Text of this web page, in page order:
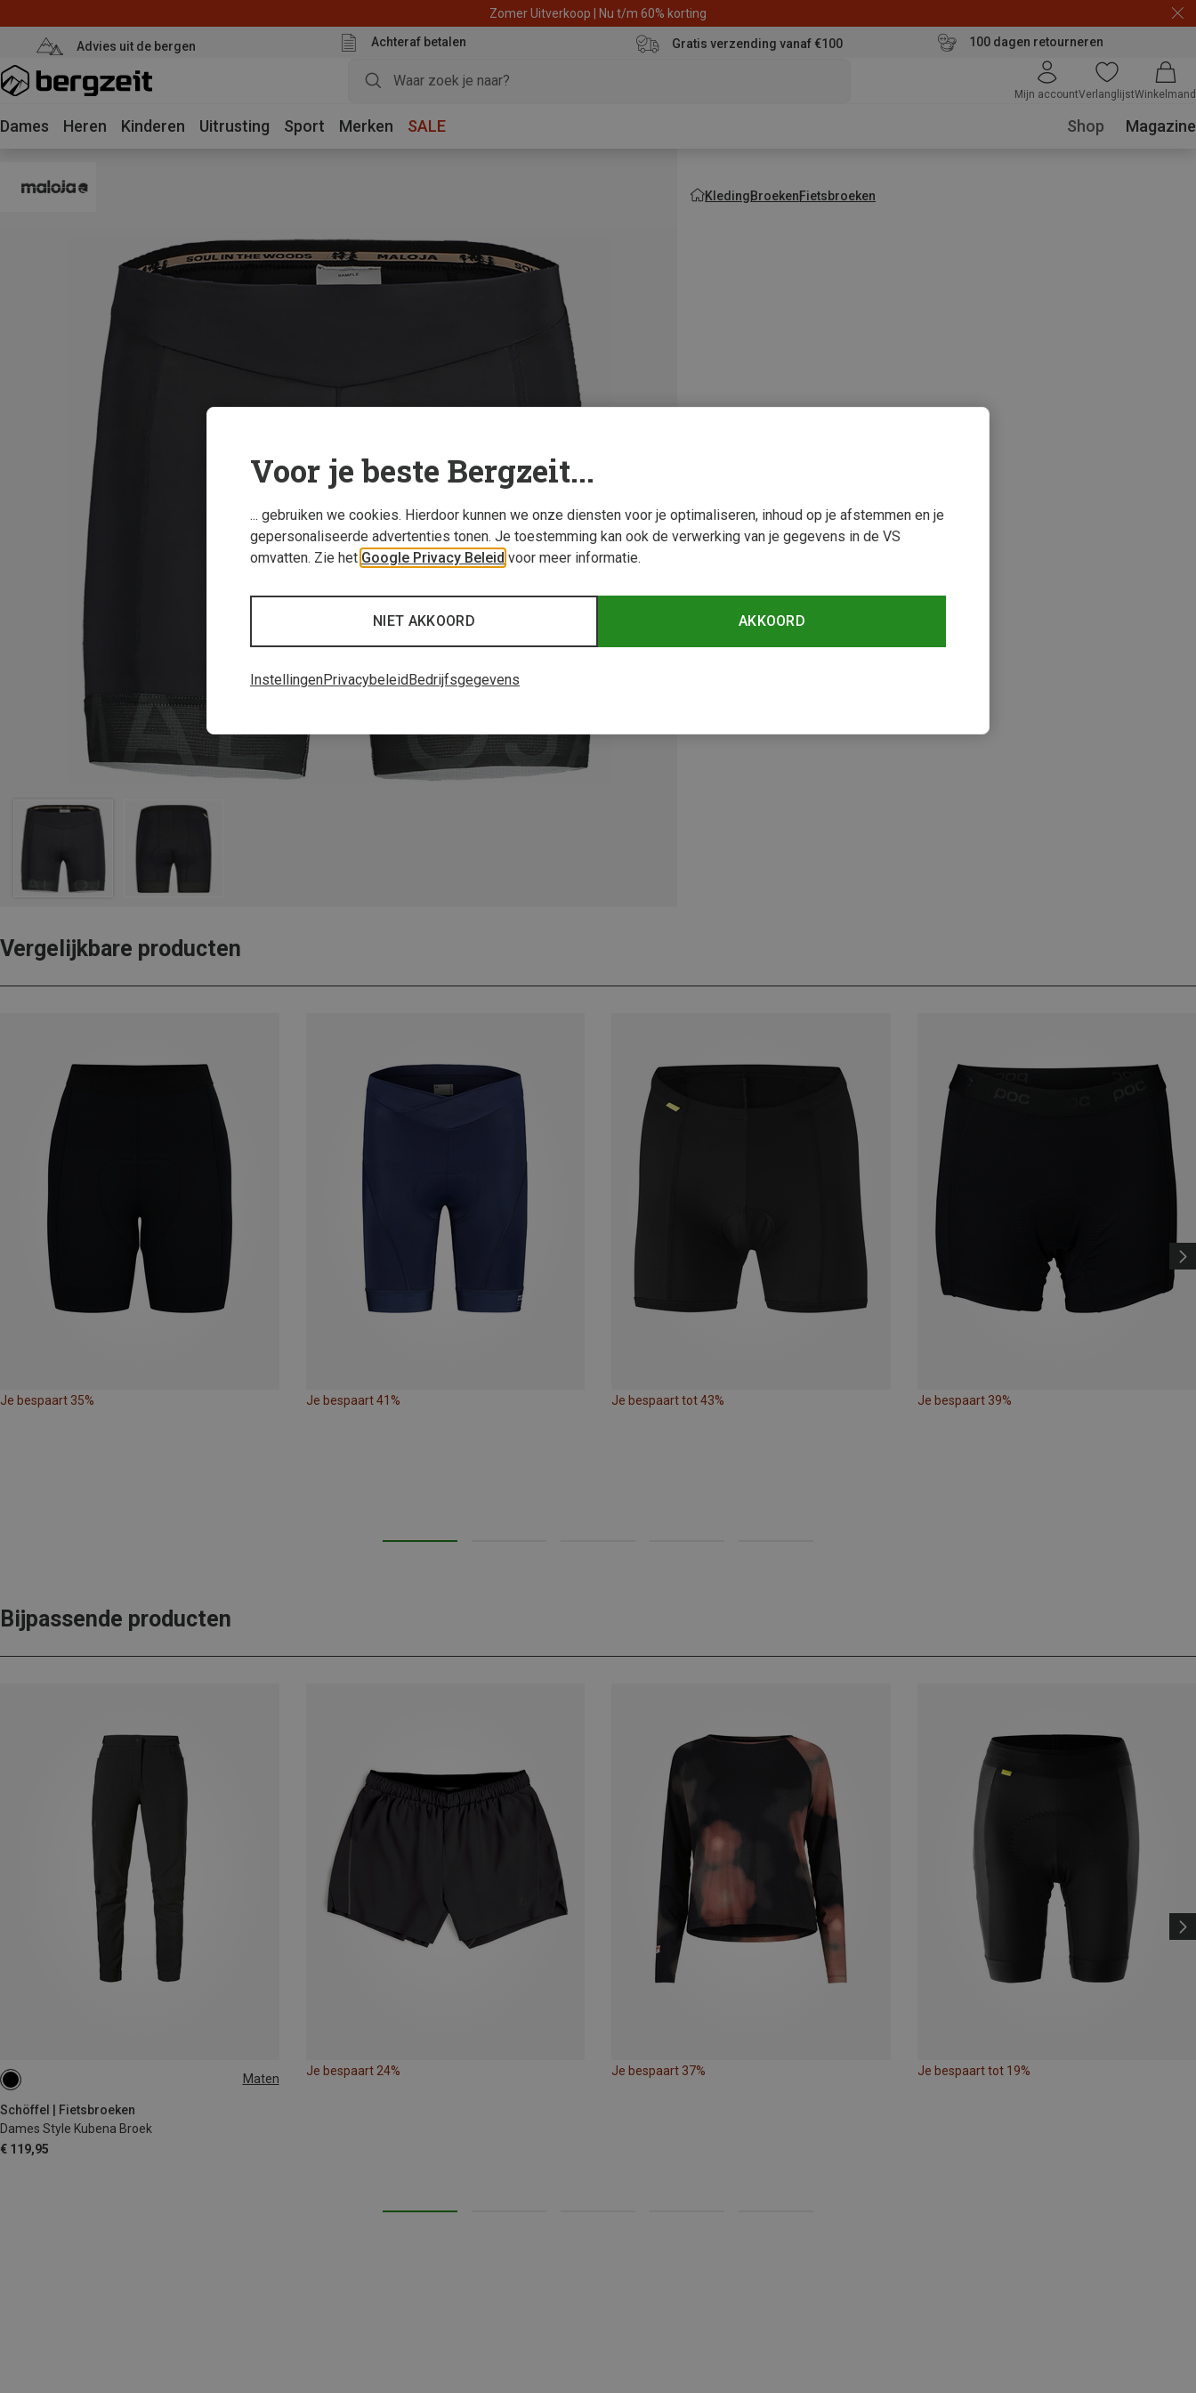
Zomer Uitverkoop | Nu t/m 60% korting
Advies uit de bergen Achteraf betalen Gratis verzending vanaf €100 100 dagen retourneren
Mijn accountVerlanglijstWinkelmand
Dames Heren Kinderen Uitrusting Sport Merken SALE Shop Magazine
KledingBroekenFietsbroeken
Vergelijkbare producten
Je bespaart 35% Je bespaart 41% Je bespaart tot 43% Je bespaart 39%
Bijpassende producten
Maten
Schöffel | Fietsbroeken
Dames Style Kubena Broek
€ 119,95
XS
Je bespaart 24% Je bespaart 37% Je bespaart tot 19%
Voor je beste Bergzeit...
... gebruiken we cookies. Hierdoor kunnen we onze diensten voor je optimaliseren, inhoud op je afstemmen en je
gepersonaliseerde advertenties tonen. Je toestemming kan ook de verwerking van je gegevens in de VS
omvatten. Zie het Google Privacy Beleid voor meer informatie.
AKKOORD
NIET AKKOORD
InstellingenPrivacybeleid Bedrijfsgegevens